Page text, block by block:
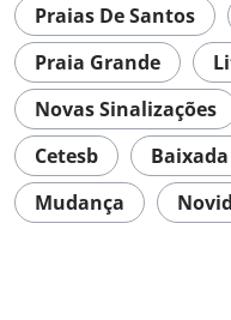
Praias De Santos
Praia Grande
Novas Sinalizações
Cetesb
Mudança